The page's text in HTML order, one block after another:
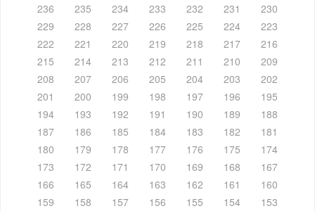
236
235 234 233 232 231
230
229
228 227 226 225 224
223
222
221 220 219 218 217
216
215
214 213 212 211 210
209
208
207 206 205 204 203
202
201
200 199 198 197 196
195
194
193 192 191 190 189
188
187
186 185 184 183 182
181
180
179 178 177 176 175
174
173
172 171 170 169 168
167
166
165 164 163 162 161
160
159
158 157 156 155 154
153